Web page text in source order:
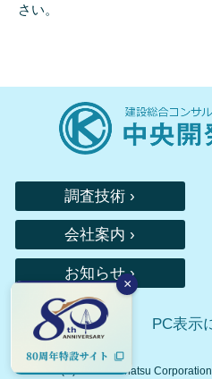
×
さい。
調査技術 ›
会社案内 ›
お知らせ ›
PC表示
(C) Chuo Kaihatsu